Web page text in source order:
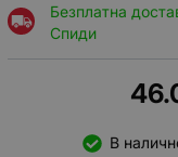
Безплатна
Спиди
В